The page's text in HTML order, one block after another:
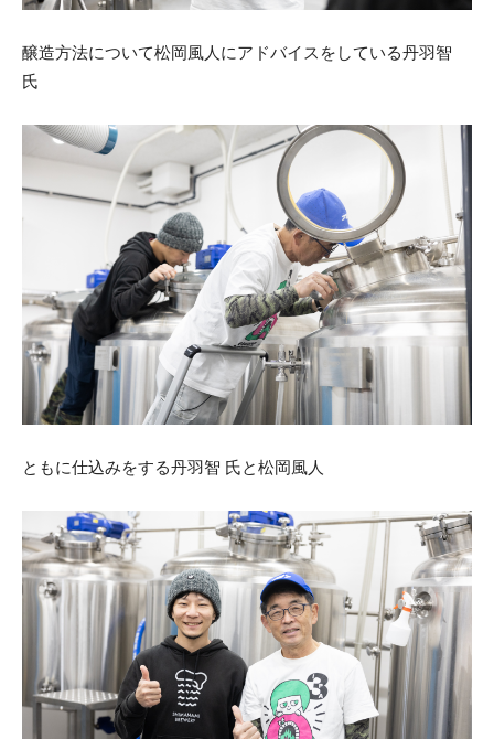
醸造方法について松岡風人にアドバイスをしている丹羽智
氏
ともに仕込みをする丹羽智 氏と松岡風人